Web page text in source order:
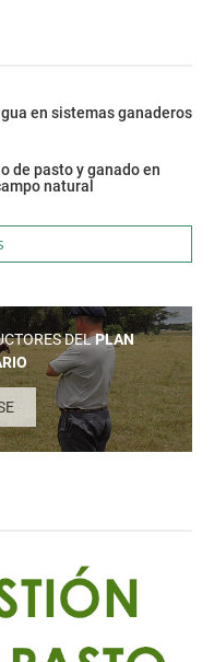
en sistemas ganaderos
de pasto y ganado en
natural
DELPLAN